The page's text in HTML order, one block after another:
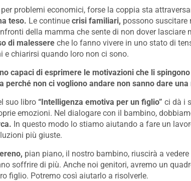
problemi economici, forse la coppia sta
teso. Le continue crisi familiari, possono suscitare
della mamma che sente di non dover lasciare
di malessere che lo fanno vivere in uno stato di
e chiarirsi quando loro non ci sono.
capaci di esprimere le motivazioni che li
perché non ci vogliono andare non sanno dare
suo libro “Intelligenza emotiva per un figlio” ci dà i
emozioni. Nel dialogare con il bambino,
In questo modo lo stiamo aiutando a fare un
più giuste.
pian piano, il nostro bambino, riuscirà a
soffrire di più. Anche noi genitori, avremo un
figlio. Potremo così aiutarlo a risolverle.